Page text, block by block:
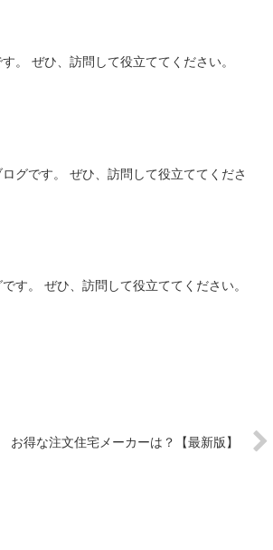
。 ぜひ、訪問して役立ててください。
グです。 ぜひ、訪問して役立ててくださ
す。 ぜひ、訪問して役立ててください。
お得な注文住宅メーカーは？【最新版】